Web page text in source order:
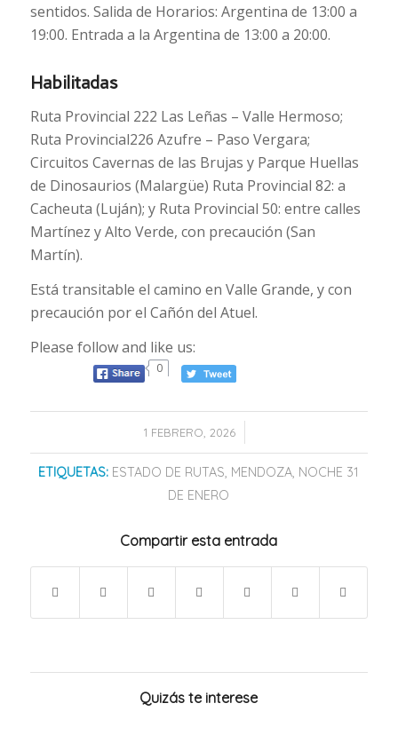
sentidos. Salida de Horarios: Argentina de 13:00 a
19:00. Entrada a la Argentina de 13:00 a 20:00.
Habilitadas
Ruta Provincial 222 Las Leñas – Valle Hermoso;
Ruta Provincial226 Azufre – Paso Vergara;
Circuitos Cavernas de las Brujas y Parque Huellas
de Dinosaurios (Malargüe) Ruta Provincial 82: a
Cacheuta (Luján); y Ruta Provincial 50: entre calles
Martínez y Alto Verde, con precaución (San
Martín).
Está transitable el camino en Valle Grande, y con
precaución por el Cañón del Atuel.
Please follow and like us:
0
1 FEBRERO, 2026
/
ETIQUETAS: ESTADO DE RUTAS, MENDOZA, NOCHE 31
DE ENERO
Compartir esta entrada
Quizás te interese